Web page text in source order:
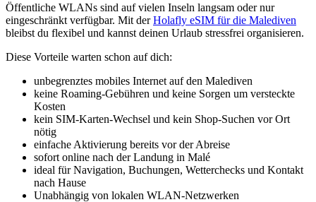
Öffentliche WLANs sind auf vielen Inseln langsam oder nur
eingeschränkt verfügbar. Mit derHolafly eSIM für die Malediven
bleibst du flexibel und kannst deinen Urlaub stressfrei organisieren.
Diese Vorteile warten schon auf dich:
unbegrenztes mobiles Internet auf den Malediven
keine Roaming-Gebühren und keine Sorgen um versteckte
Kosten
kein SIM-Karten-Wechsel und kein Shop-Suchen vor Ort
nötig
einfache Aktivierung bereits vor der Abreise
sofort online nach der Landung in Malé
ideal für Navigation, Buchungen, Wetterchecks und Kontakt
nach Hause
Unabhängig von lokalen WLAN-Netzwerken